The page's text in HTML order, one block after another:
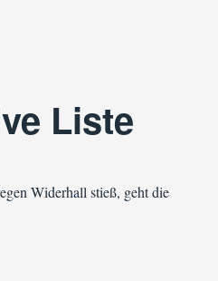
Liste
Widerhall stieß, geht die